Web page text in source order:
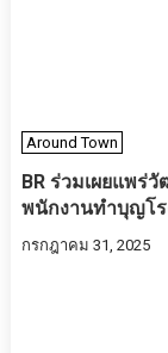
Around Town
BR ร่วมเผยแพร่
พนักงานทำบุญโ
กรกฎาคม 31, 2025